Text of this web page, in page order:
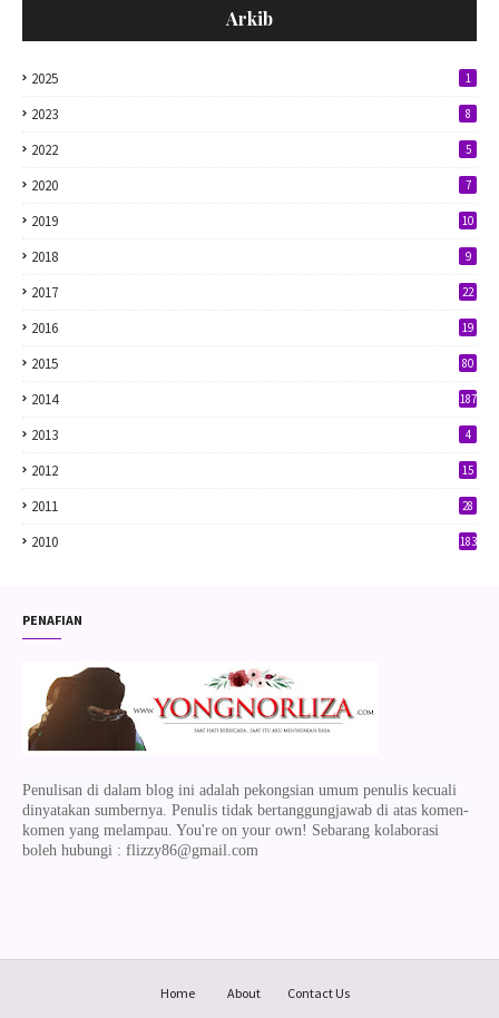
Arkib
2025 1
2023 8
2022 5
2020 7
2019 10
2018 9
2017 22
2016 19
2015 80
2014 187
2013 4
2012 15
2011 28
2010 183
PENAFIAN
Penulisan di dalam blog ini adalah pekongsian umum penulis kecuali
dinyatakan sumbernya. Penulis tidak bertanggungjawab di atas komen-
komen yang melampau. You're on your own! Sebarang kolaborasi
boleh hubungi : flizzy86@gmail.com
Home About Contact Us